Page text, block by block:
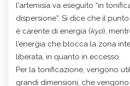
l'artemisia va eseguito “in
dispersione”. Si dice che il
è carente di energia (kyo),
l'energia che blocca la zona
liberata, in quanto in eccesso.
Per la tonificazione, vengono
grandi dimensioni, che